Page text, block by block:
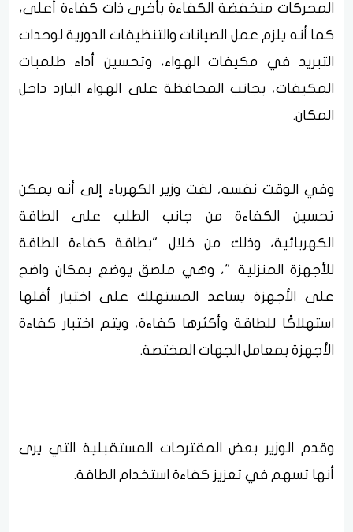
المحركات منخفضة الكفاءة بأخرى ذات كفاءة أعلى،
كما أنه يلزم عمل الصيانات والتنظيفات الدورية لوحدات
التبريد في مكيفات الهواء، وتحسين أداء طلمبات
المكيفات، بجانب المحافظة على الهواء البارد داخل
المكان.
وفي الوقت نفسه، لفت وزير الكهرباء إلى أنه يمكن
تحسين الكفاءة من جانب الطلب على الطاقة
الكهربائية، وذلك من خلال "بطاقة كفاءة الطاقة
للأجهزة المنزلية "، وهي ملصق يوضع بمكان واضح
على الأجهزة يساعد المستهلك على اختيار أقلها
استهلاكًا للطاقة وأكثرها كفاءة، ويتم اختبار كفاءة
الأجهزة بمعامل الجهات المختصة.
وقدم الوزير بعض المقترحات المستقبلية التي يرى
أنها تسهم في تعزيز كفاءة استخدام الطاقة.